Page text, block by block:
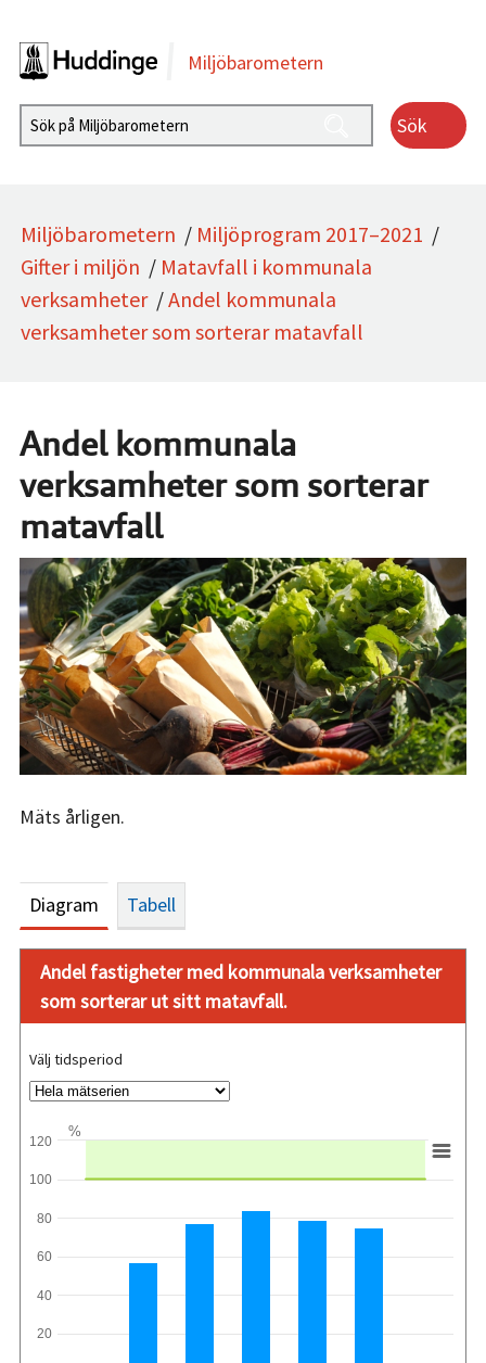
Miljöbarometern
Sök
Miljöbarometern / Miljöprogram 2017–2021 /
Gifter i miljön / Matavfall i kommunala
verksamheter /Andel kommunala
verksamheter som sorterar matavfall
Andel kommunala
verksamheter som sorterar
matavfall
Mäts årligen.
Diagram Tabell
Andel fastigheter med kommunala verksamheter
som sorterar ut sitt matavfall.
Välj tidsperiod
%
20
40
60
80
100
120